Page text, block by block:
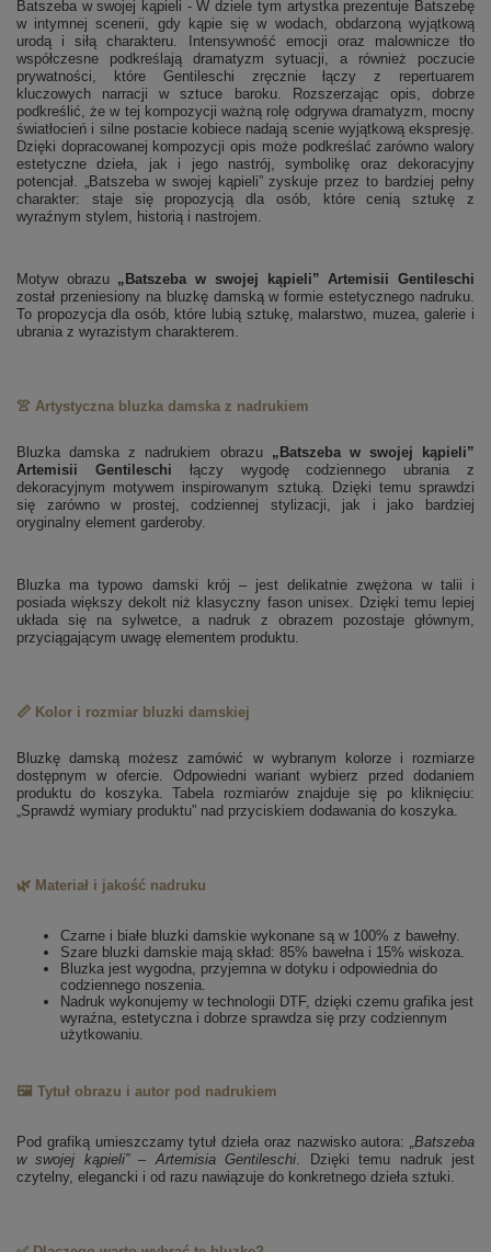
Batszeba w swojej kąpieli - W dziele tym artystka prezentuje Batszebę
w intymnej scenerii, gdy kąpie się w wodach, obdarzoną wyjątkową
urodą i siłą charakteru. Intensywność emocji oraz malownicze tło
współczesne podkreślają dramatyzm sytuacji, a również poczucie
prywatności, które Gentileschi zręcznie łączy z repertuarem
kluczowych narracji w sztuce baroku. Rozszerzając opis, dobrze
podkreślić, że w tej kompozycji ważną rolę odgrywa dramatyzm, mocny
światłocień i silne postacie kobiece nadają scenie wyjątkową ekspresję.
Dzięki dopracowanej kompozycji opis może podkreślać zarówno walory
estetyczne dzieła, jak i jego nastrój, symbolikę oraz dekoracyjny
potencjał. „Batszeba w swojej kąpieli” zyskuje przez to bardziej pełny
charakter: staje się propozycją dla osób, które cenią sztukę z
wyraźnym stylem, historią i nastrojem.
Motyw obrazu „Batszeba w swojej kąpieli” Artemisii Gentileschi
został przeniesiony na bluzkę damską w formie estetycznego nadruku.
To propozycja dla osób, które lubią sztukę, malarstwo, muzea, galerie i
ubrania z wyrazistym charakterem.
👚 Artystyczna bluzka damska z nadrukiem
Bluzka damska z nadrukiem obrazu „Batszeba w swojej kąpieli”
Artemisii Gentileschi łączy wygodę codziennego ubrania z
dekoracyjnym motywem inspirowanym sztuką. Dzięki temu sprawdzi
się zarówno w prostej, codziennej stylizacji, jak i jako bardziej
oryginalny element garderoby.
Bluzka ma typowo damski krój – jest delikatnie zwężona w talii i
posiada większy dekolt niż klasyczny fason unisex. Dzięki temu lepiej
układa się na sylwetce, a nadruk z obrazem pozostaje głównym,
przyciągającym uwagę elementem produktu.
📏 Kolor i rozmiar bluzki damskiej
Bluzkę damską możesz zamówić w wybranym kolorze i rozmiarze
dostępnym w ofercie. Odpowiedni wariant wybierz przed dodaniem
produktu do koszyka. Tabela rozmiarów znajduje się po kliknięciu:
„Sprawdź wymiary produktu” nad przyciskiem dodawania do koszyka.
🌿 Materiał i jakość nadruku
Czarne i białe bluzki damskie wykonane są w 100% z bawełny.
Szare bluzki damskie mają skład: 85% bawełna i 15% wiskoza.
Bluzka jest wygodna, przyjemna w dotyku i odpowiednia do
codziennego noszenia.
Nadruk wykonujemy w technologii DTF, dzięki czemu grafika jest
wyraźna, estetyczna i dobrze sprawdza się przy codziennym
użytkowaniu.
🖼️ Tytuł obrazu i autor pod nadrukiem
Pod grafiką umieszczamy tytuł dzieła oraz nazwisko autora: „Batszeba
w swojej kąpieli” – Artemisia Gentileschi. Dzięki temu nadruk jest
czytelny, elegancki i od razu nawiązuje do konkretnego dzieła sztuki.